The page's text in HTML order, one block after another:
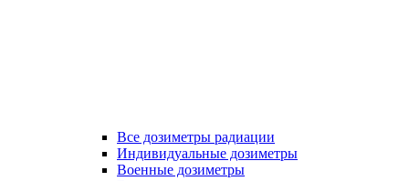
Все дозиметры радиации
Индивидуальные дозиметры
Военные дозиметры